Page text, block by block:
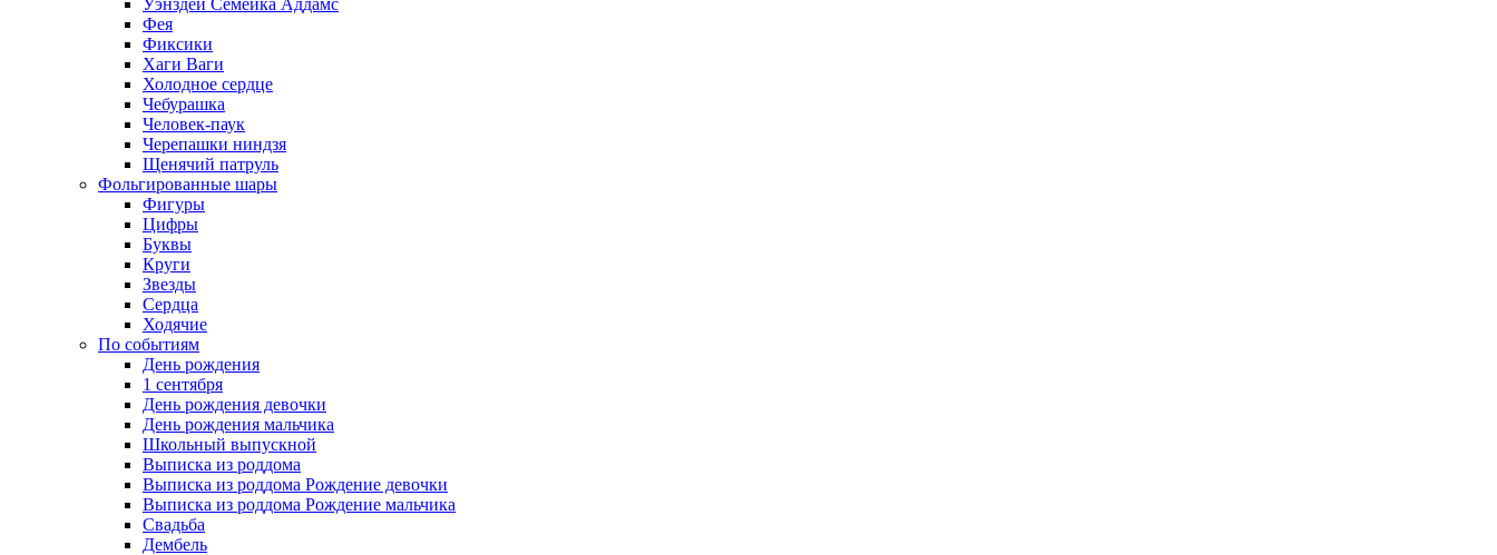
Уэнздей Семейка Аддамс
Фея
Фиксики
Хаги Ваги
Холодное сердце
Чебурашка
Человек-паук
Черепашки ниндзя
Щенячий патруль
Фольгированные шары
Фигуры
Цифры
Буквы
Круги
Звезды
Сердца
Ходячие
По событиям
День рождения
1 сентября
День рождения девочки
День рождения мальчика
Школьный выпускной
Выписка из роддома
Выписка из роддома Рождение девочки
Выписка из роддома Рождение мальчика
Свадьба
Дембель